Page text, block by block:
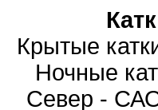
Крытые
Ночные
Север -